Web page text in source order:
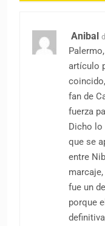
Anibal
artículo
fan de
fuerza
Dicho lo
que se
entre
fue un
porque